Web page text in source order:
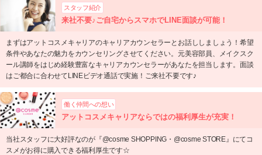
スタッフ紹介
来社不要♪ご自宅からスマホでLINE面談が可能！
まずはアットコスメキャリアのキャリアカウンセラーとお話ししましょう！希望
条件やあなたの魅力をカウンセリングさせてください。元美容部員、メイクスク
ール講師をはじめ経験豊富なキャリアカウンセラーがあなたを担当します。面談
はご都合に合わせてLINEビデオ通話で実施！ご来社不要です♪
働く仲間への想い
アットコスメキャリアならではの福利厚生が充実！
当社スタッフに大好評なのが『@cosme SHOPPING・@cosme STORE』にてコ
スメがお得に購入できる福利厚生です☆